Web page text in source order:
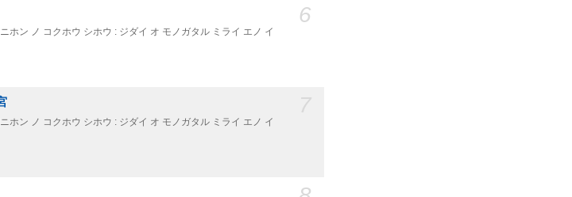
6
ホン ノ コクホウ シホウ : ジダイ オ モノガタル ミライ エノ イ
ホン ノ コクホウ シホウ : ジダイ オ モノガタル ミライ エノ イ